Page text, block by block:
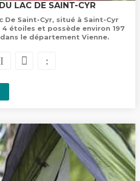
LAC DE SAINT-CYR
De Saint-Cyr, situé à Saint-Cyr
étoiles et possède environ 197
le département Vienne.